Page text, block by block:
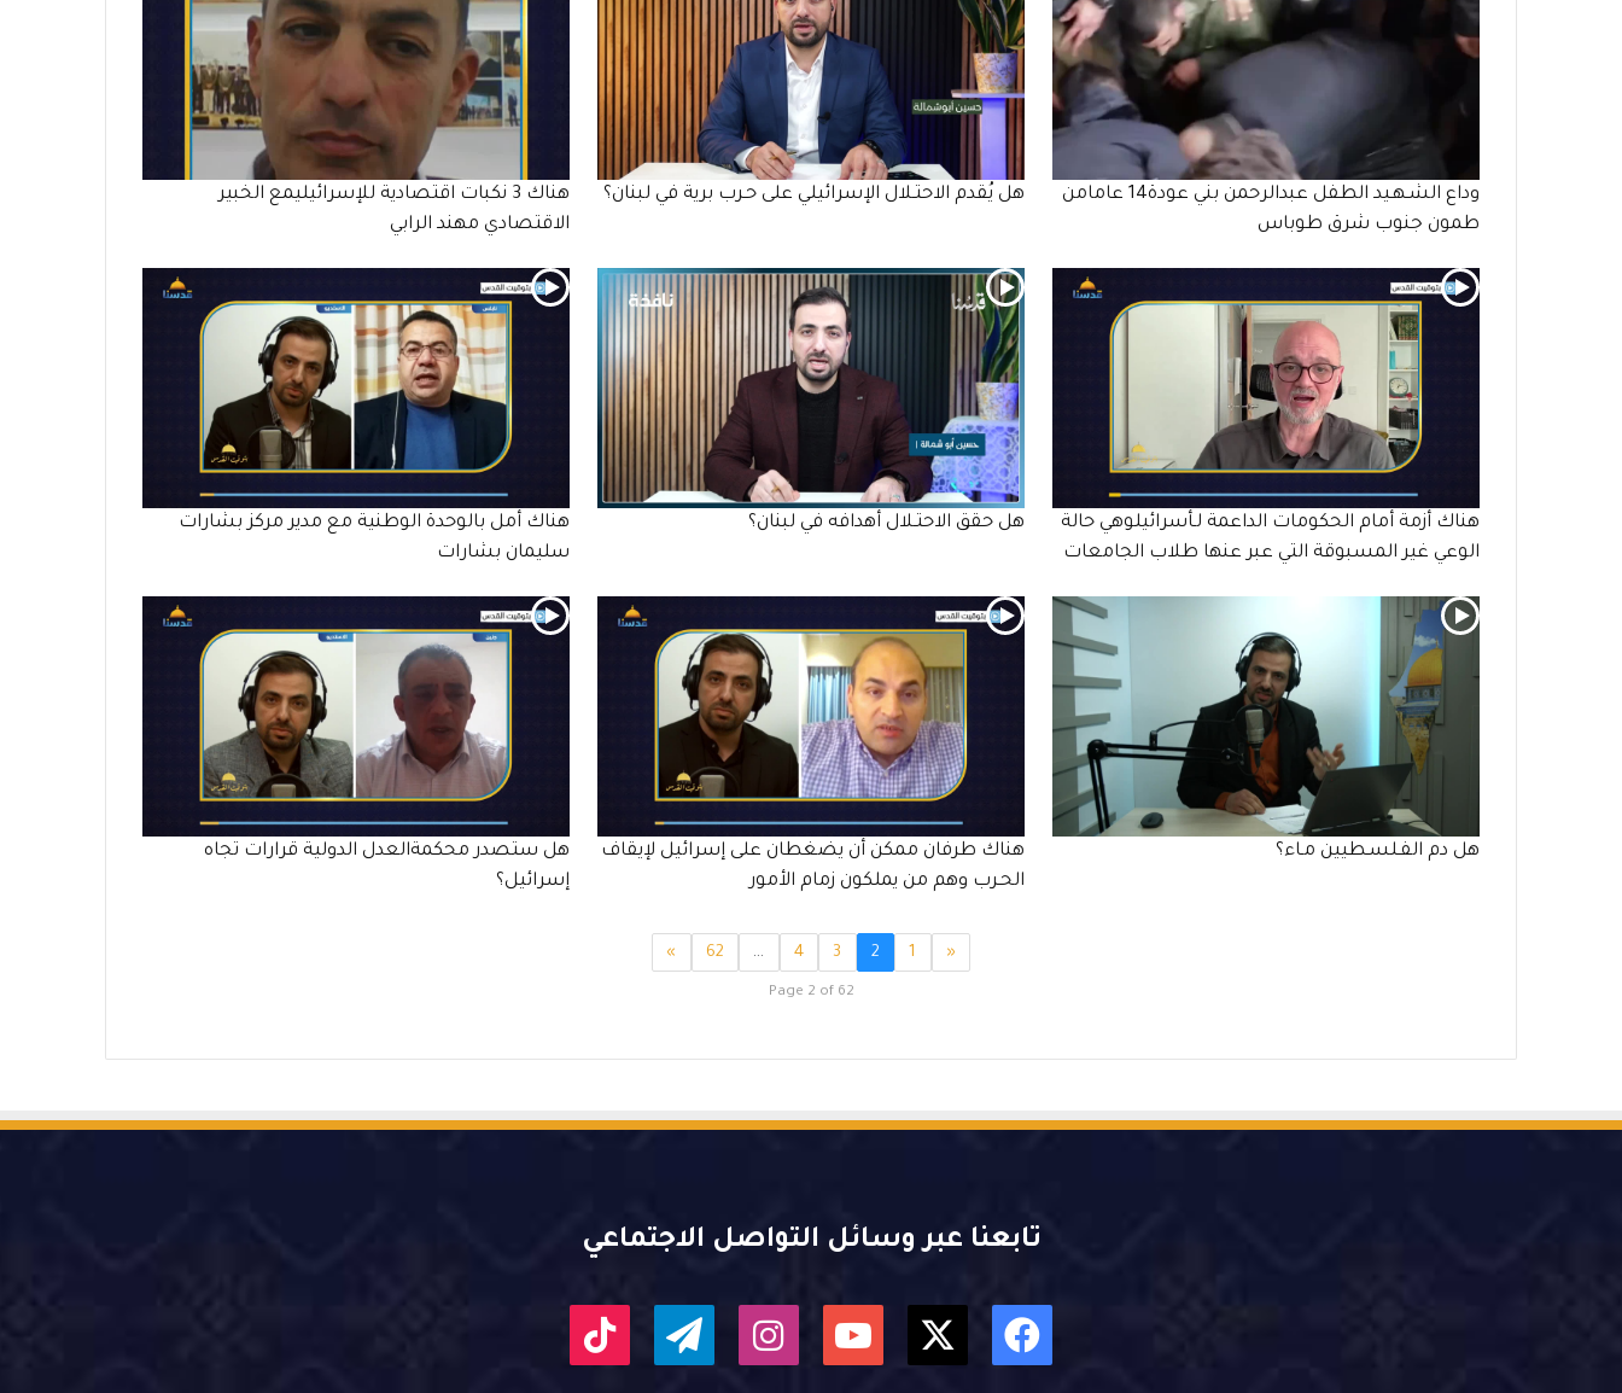
وداع الشـهـيد الطفل عبدالرحمن بني عودة14 عامامن
طمون جنوب شرق طوباس
هل يُقدم الاحتـلال الإسرائيلي على حـرب برية في لبنان؟
هناك 3 نكبات اقتصادية للإسرائيليمع الخبير
الاقتصادي مهند الرابي
هناك أزمة أمام الحكومات الداعمة لـأسرائيلوهي حالة
الوعي غير المسبوقة التي عبر عنها طلاب الجامعات
هل حقق الاحتـلال أهدافه في لبنان؟
هناك أمل بالوحدة الوطنية مع مدير مركز بشارات
سليمان بشارات
هل دم الفـلسـطيين مـاء؟
هناك طرفان ممكن أن يضغطان على إسرائيل لإيقاف
الحـرب وهم من يملكون زمام الأمور
هل ستصدر محكمةالعدل الدولية قرارات تجاه
إسرائيل؟
«
1
2
3
4
…
62
»
Page 2 of 62
تابعنا عبر وسائل التواصل الاجتماعي
فيسبوك يوتيوب انستقرامتيلقرام